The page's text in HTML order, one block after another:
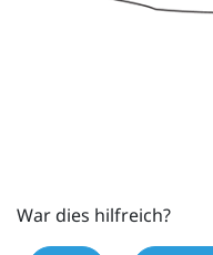
War dies hilfreich?